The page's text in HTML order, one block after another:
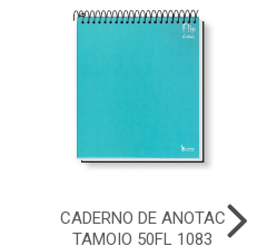
CADERNO DE ANOTAC
TAMOIO 50FL 1083